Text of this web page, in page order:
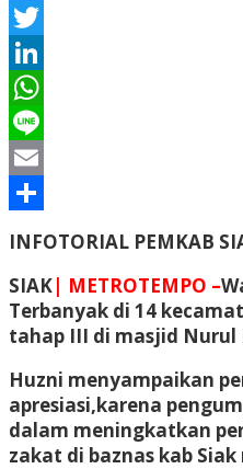
Facebook
Twitter
LinkedIn
WhatsApp
Line
Email
INFOTORIAL PEMKAB
SIAK| METROTEMPO –
Terbanyak di 14
tahap III di masjid Nurul
Huzni menyampaikan
apresiasi,karena
dalam meningkatkan
zakat di baznas kab